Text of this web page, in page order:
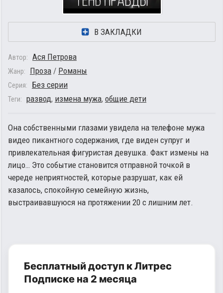
В ЗАКЛАДКИ
Автор: Ася Петрова
Жанр: Проза / Романы
Серия: Без серии
Теги: развод, измена мужа, общие дети
Она собственными глазами увидела на телефоне мужа
видео пикантного содержания, где виден супруг и
привлекательная фигуристая девушка. Факт измены на
лицо… Это событие становится отправной точкой в
череде неприятностей, которые разрушат, как ей
казалось, спокойную семейную жизнь,
выстраивавшуюся на протяжении 20 с лишним лет.
Бесплатный доступ к Литрес
Подписке на 2 месяца